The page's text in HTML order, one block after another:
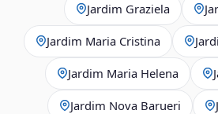
Jardim Graziela
Jardim Maria Cristina
Jardim Maria Helena
Jardim Nova Barueri